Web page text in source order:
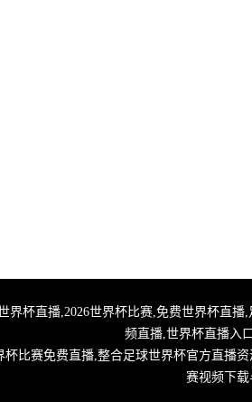
界杯直播,2026世界杯比赛,免费世界杯直
频直播,世界杯直播入
杯比赛免费直播,整合足球世界杯官方直播
赛视频下载